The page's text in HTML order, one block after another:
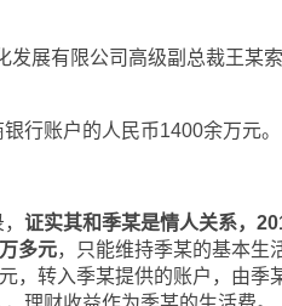
展有限公司高级副总裁王某
账户的人民币1400余万元。
证实其和季某是情人关系，
多元，只能维持季某的基本生
，转入季某提供的账户，由季